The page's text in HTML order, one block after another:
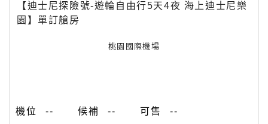
【迪士尼探險號-遊輪自由行5天4夜 海上迪士尼樂
園】單訂艙房
桃園國際機場
-- -- --